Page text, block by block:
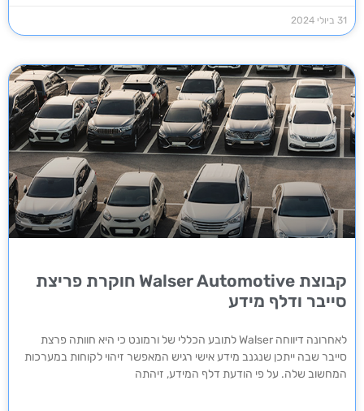
31 ביולי 2024
קבוצת Walser Automotive חוקרת פריצת
סייבר ודלף מידע
לאחרונה דיווחה Walser לתובע הכללי של ורמונט כי היא חוותה פרצת
סייבר שבה ייתכן שנגנב מידע אישי רגיש המאפשר זיהוי לקוחות במערכות
המחשוב שלה. על פי הודעת דלף המידע, זיהתה